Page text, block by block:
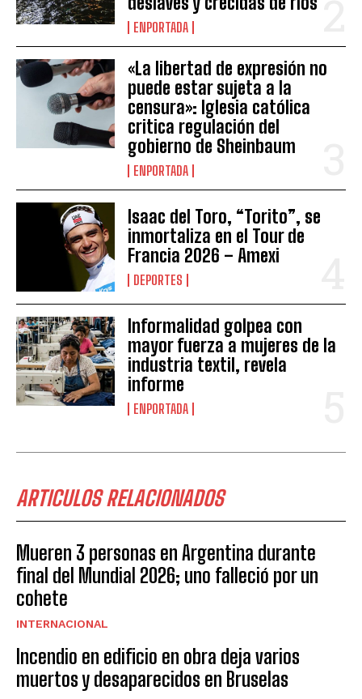
ENPORTADA
«La libertad de expresión no
puede estar sujeta a la
censura»: Iglesia católica
critica regulación del
gobierno de Sheinbaum
ENPORTADA
Isaac del Toro, “Torito”, se
inmortaliza en el Tour de
Francia 2026 – Amexi
DEPORTES
Informalidad golpea con
mayor fuerza a mujeres de la
industria textil, revela
informe
ENPORTADA
ARTICULOS RELACIONADOS
Mueren 3 personas en Argentina durante
final del Mundial 2026; uno falleció por un
cohete
INTERNACIONAL
Incendio en edificio en obra deja varios
muertos y desaparecidos en Bruselas